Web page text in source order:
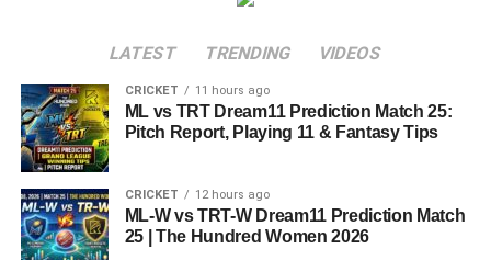
LATEST TRENDING VIDEOS
CRICKET 11 hours ago
ML vs TRT Dream11 Prediction Match 25:
Pitch Report, Playing 11 & Fantasy Tips
CRICKET 12 hours ago
ML-W vs TRT-W Dream11 Prediction Match
25 | The Hundred Women 2026